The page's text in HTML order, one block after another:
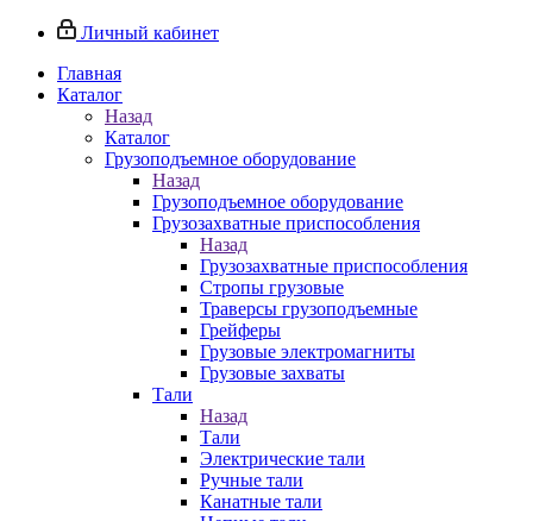
Личный кабинет
Главная
Каталог
Назад
Каталог
Грузоподъемное оборудование
Назад
Грузоподъемное оборудование
Грузозахватные приспособления
Назад
Грузозахватные приспособления
Стропы грузовые
Траверсы грузоподъемные
Грейферы
Грузовые электромагниты
Грузовые захваты
Тали
Назад
Тали
Электрические тали
Ручные тали
Канатные тали